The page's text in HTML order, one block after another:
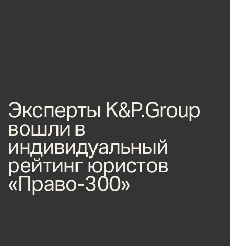
Эксперты K&P.Group
вошли в
индивидуальный
рейтинг юристов
«Право-300»